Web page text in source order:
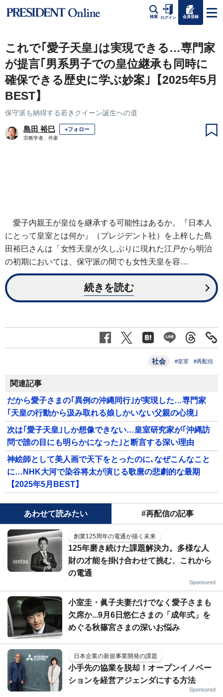
検索 ログイン 会員登録
これで｢愛子天皇｣は実現できる…専門家
が提言｢男系男子での皇位継承も同時に
確保できる歴史に学ぶ妙案｣【2025年5月
BEST】
保守派も納得する若きクイーン誕生への道
島田 裕巳 +フォロー
宗教学者、作家
愛子内親王が皇位を継承する可能性はあるか。『日本人
にとって皇室とは何か』（プレジデント社）を上梓した島
田裕巳さんは「女性天皇が久しぶりに現れた江戸から明治
の初期においては、保守派の間でも女性天皇を容…
続きを読む
社会 #皇室 #再配信
関連記事
だから愛子さまの｢異例の沖縄同行｣が実現した…専門家
｢天皇の行動から汲み取れる娘しかいない父親の心境｣
次は｢愛子天皇｣しか想像できない…皇室研究家が｢沖縄訪
問で誰の目にも明らかになった｣と断言する深い理由
神絵師として美人画で天下をとったのに､なぜこんなこと
に…NHK大河で染谷将太が演じる歌麿の悲劇的な最期
【2025年5月BEST】
あわせて読みたい #再配信の記事
創業125周年の電通が描く未来
125年磨き続けた課題解決力。多様な人
財の才能を掛け合わせて挑む、これから
の電通
Sponsored
小室圭・眞子夫妻だけでなく愛子さまも
欠席か...9月6日悠仁さまの「成年式」を
めぐる秋篠宮さまの深いお悩み
日本企業の新規事業開発の課題
小手先の協業を脱却！オープンイノベー
ションを経営アジェンダにする方法
Sponsored